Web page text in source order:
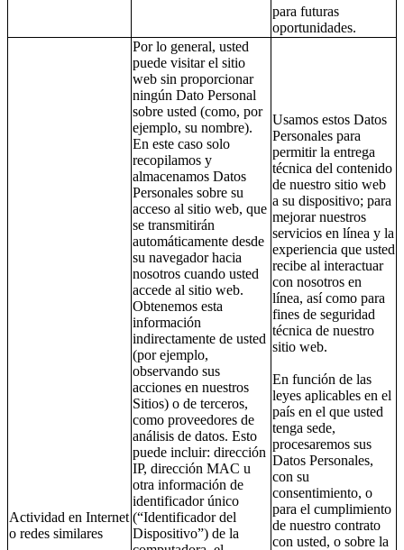
para futuras
oportunidades.
Actividad en Internet
o redes similares
Por lo general, usted
puede visitar el sitio
web sin proporcionar
ningún Dato Personal
sobre usted (como, por
ejemplo, su nombre).
En este caso solo
recopilamos y
almacenamos Datos
Personales sobre su
acceso al sitio web, que
se transmitirán
automáticamente desde
su navegador hacia
nosotros cuando usted
accede al sitio web.
Obtenemos esta
información
indirectamente de usted
(por ejemplo,
observando sus
acciones en nuestros
Sitios) o de terceros,
como proveedores de
análisis de datos. Esto
puede incluir: dirección
IP, dirección MAC u
otra información de
identificador único
(“Identificador del
Dispositivo”) de la
Usamos estos Datos
Personales para
permitir la entrega
técnica del contenido
de nuestro sitio web
a su dispositivo; para
mejorar nuestros
servicios en línea y la
experiencia que usted
recibe al interactuar
con nosotros en
línea, así como para
fines de seguridad
técnica de nuestro
sitio web.
En función de las
leyes aplicables en el
país en el que usted
tenga sede,
procesaremos sus
Datos Personales,
con su
consentimiento, o
para el cumplimiento
de nuestro contrato
con usted, o sobre la